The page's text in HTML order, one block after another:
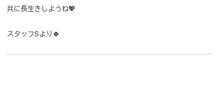
共に長生きしようね💖
スタッフSより🍀